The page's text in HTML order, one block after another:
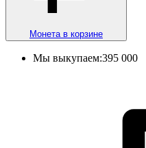
Монета в корзине
Мы выкупаем:395 000